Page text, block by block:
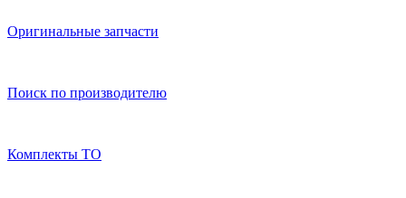
Оригинальные запчасти
Поиск по производителю
Комплекты ТО